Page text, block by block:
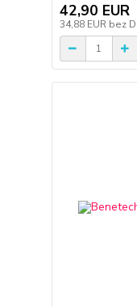
42,90 EUR
34,88 EUR bez